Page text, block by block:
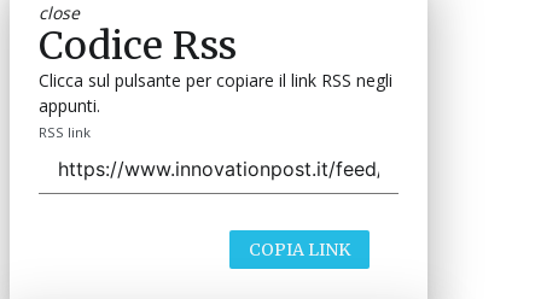
close
Codice Rss
Clicca sul pulsante per copiare il link RSS negli
appunti.
RSS link
COPIA LINK